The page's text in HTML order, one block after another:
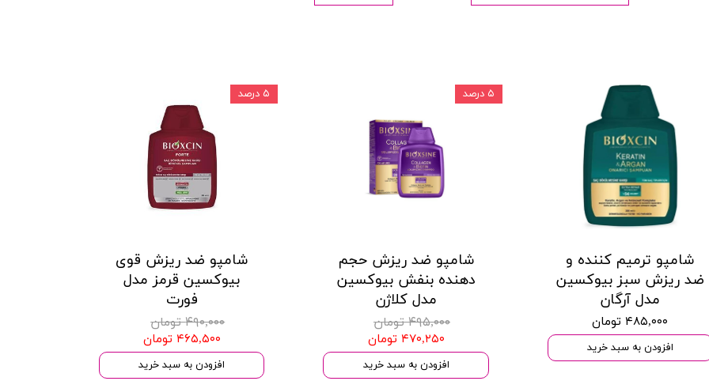
شامپو ترمیم کننده و
ضد ریزش سبز بیوکسین
مدل آرگان
۴۸۵,۰۰۰ تومان
افزودن به سبد خرید
شامپو ضد ریزش حجم
دهنده بنفش بیوکسین
مدل کلاژن
۴۹۵,۰۰۰ تومان
۴۷۰,۲۵۰ تومان
افزودن به سبد خرید
۵ درصد
شامپو ضد ریزش قوی
بیوکسین قرمز مدل
فورت
۴۹۰,۰۰۰ تومان
۴۶۵,۵۰۰ تومان
افزودن به سبد خرید
۵ درصد